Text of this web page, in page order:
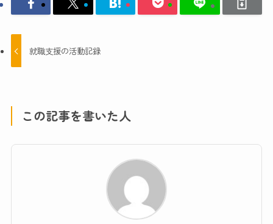
就職支援の活動記録
この記事を書いた人